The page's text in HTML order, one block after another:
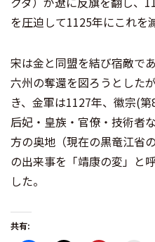
を圧迫して1125年にこれを
宋は金と同盟を結び宿敵で
六州の奪還を図ろうとした
き、金軍は1127年、徽宗(
后妃・皇族・官僚・技術者
方の奥地（現在の黒竜江省
の出来事を「靖康の変」と
した。
共有: